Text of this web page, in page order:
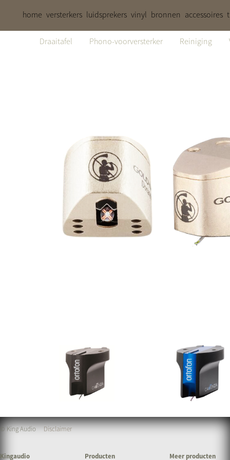
home versterkers luidsprekers vinyl bronnen accessoires
Draaitafel Phono-voorversterker Reiniging
© King AudioDisclaimer
Kingaudio Producten Meer producten